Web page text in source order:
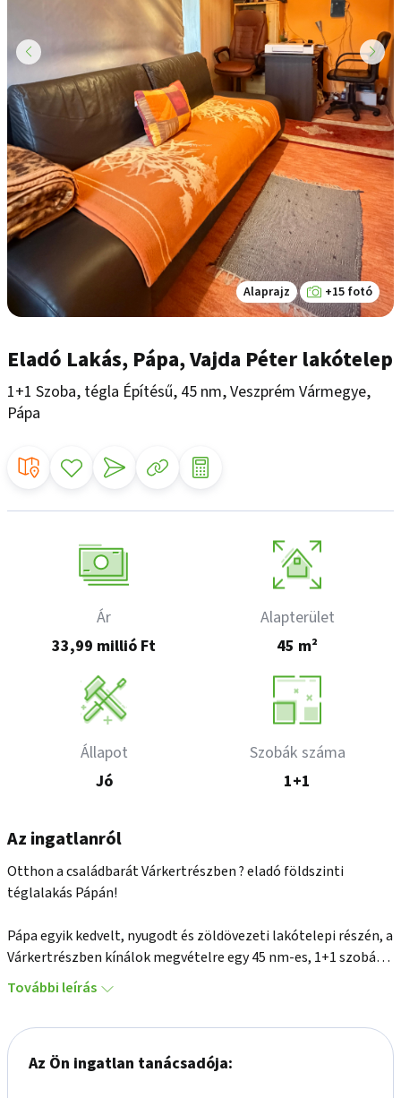
Alaprajz +15 fotó
Eladó Lakás, Pápa, Vajda Péter lakótelep
1+1 Szoba, tégla Építésű, 45 nm, Veszprém Vármegye,
Pápa
Ár
33,99 millió Ft
Alapterület
45 m²
Állapot
Jó
Szobák száma
1+1
Az ingatlanról
Otthon a családbarát Várkertrészben ? eladó földszinti
téglalakás Pápán!
Pápa egyik kedvelt, nyugodt és zöldövezeti lakótelepi részén, a
Várkertrészben kínálok megvételre egy 45 nm-es, 1+1 szobás,
földszinti téglalakást.
előnyei mellett a közeli Tókertváros szolgáltatásai is könnyen
elérhetők, így a mindennapok kényelmesen szervezhetők autó
További leírás
Az Ön ingatlan tanácsadója: